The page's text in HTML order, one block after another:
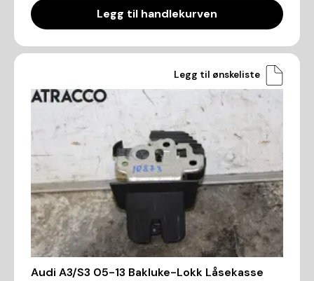
Legg til handlekurven
Legg til ønskeliste
Audi A3/S3 05-13 Bakluke-Lokk Låsekasse